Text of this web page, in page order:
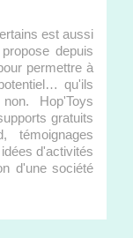
est aussi
depuis
permettre à
qu'ils
Hop'Toys
gratuits
témoignages
d'activités
d'une société